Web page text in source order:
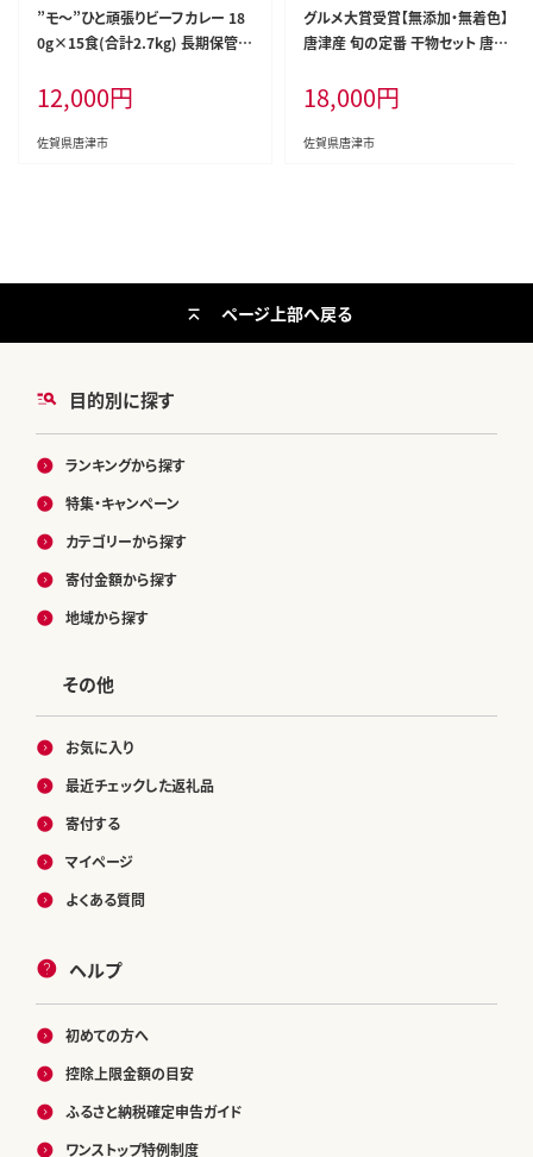
”モ～”ひと頑張りビーフカレー 18
0g×15食(合計2.7kg) 長期保管
12,000円
佐賀県唐津市
グルメ大賞受賞【無添加・無着色】
唐津産 旬の定番 干物セット 唐津
みりん 金時鯛一夜干し(旬の白身
魚干物) 呼子イカ スルメイカ一夜
干し トロあじ開き 6種8尾
18,000円
佐賀県唐津市
目的別に探す
ランキングから探す
特集・キャンペーン
カテゴリーから探す
寄付金額から探す
地域から探す
その他
お気に入り
最近チェックした返礼品
寄付する
マイページ
よくある質問
ヘルプ
初めての方へ
控除上限金額の目安
ふるさと納税確定申告ガイド
ワンストップ特例制度
ページ上部へ戻る